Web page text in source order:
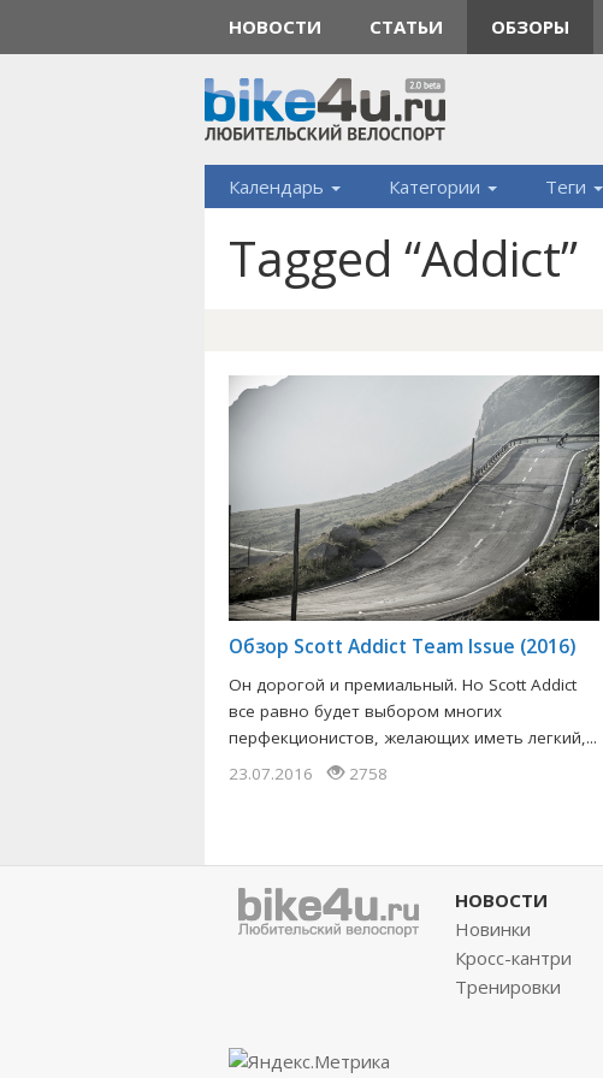
НОВОСТИ СТАТЬИ ОБЗОРЫ
Календарь Категории Теги
Tagged “Addict”
Обзор Scott Addict Team Issue (2016)
Он дорогой и премиальный. Но Scott Addict
все равно будет выбором многих
перфекционистов, желающих иметь легкий,...
23.07.2016
2758
НОВОСТИ
Новинки
Кросс-кантри
Тренировки